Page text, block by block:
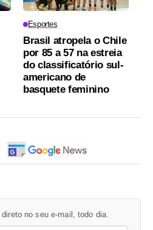
Esportes
Brasil atropela o Chile
por 85 a 57 na estreia
do classificatório sul-
americano de
basquete feminino
direto no seu e-mail, todo dia.